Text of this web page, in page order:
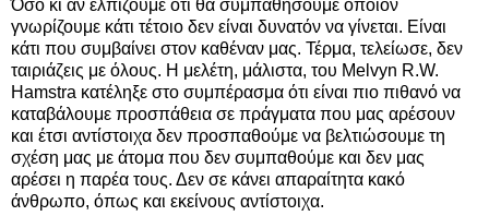
Όσο κι αν ελπίζουμε ότι θα συμπαθήσουμε όποιον
γνωρίζουμε κάτι τέτοιο δεν είναι δυνατόν να γίνεται. Είναι
κάτι που συμβαίνει στον καθέναν μας. Τέρμα, τελείωσε, δεν
ταιριάζεις με όλους. Η μελέτη, μάλιστα, του Melvyn R.W.
Hamstra κατέληξε στο συμπέρασμα ότι είναι πιο πιθανό να
καταβάλουμε προσπάθεια σε πράγματα που μας αρέσουν
και έτσι αντίστοιχα δεν προσπαθούμε να βελτιώσουμε τη
σχέση μας με άτομα που δεν συμπαθούμε και δεν μας
αρέσει η παρέα τους. Δεν σε κάνει απαραίτητα κακό
άνθρωπο, όπως και εκείνους αντίστοιχα.